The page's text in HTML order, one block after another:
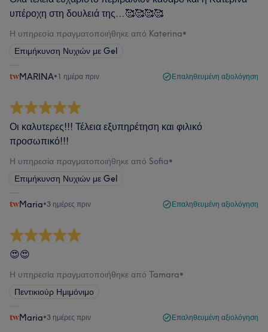
υπέροχη στη δουλειά της…🥰🥰🥰🥰
Η υπηρεσία πραγματοποιήθηκε από Katerina•
Επιμήκυνση Νυχιών με Gel
MARINA•1 ημέρα πριν Επαληθευμένη αξιολόγηση
Οι καλυτερες!!! Τέλεια εξυπηρέτηση και φιλικό
προσωπικό!!!
Η υπηρεσία πραγματοποιήθηκε από Sofia•
Επιμήκυνση Νυχιών με Gel
Maria•3 ημέρες πριν Επαληθευμένη αξιολόγηση
😍😍
Η υπηρεσία πραγματοποιήθηκε από Tamara•
Πεντικιούρ Ημιμόνιμο
Maria•3 ημέρες πριν Επαληθευμένη αξιολόγηση